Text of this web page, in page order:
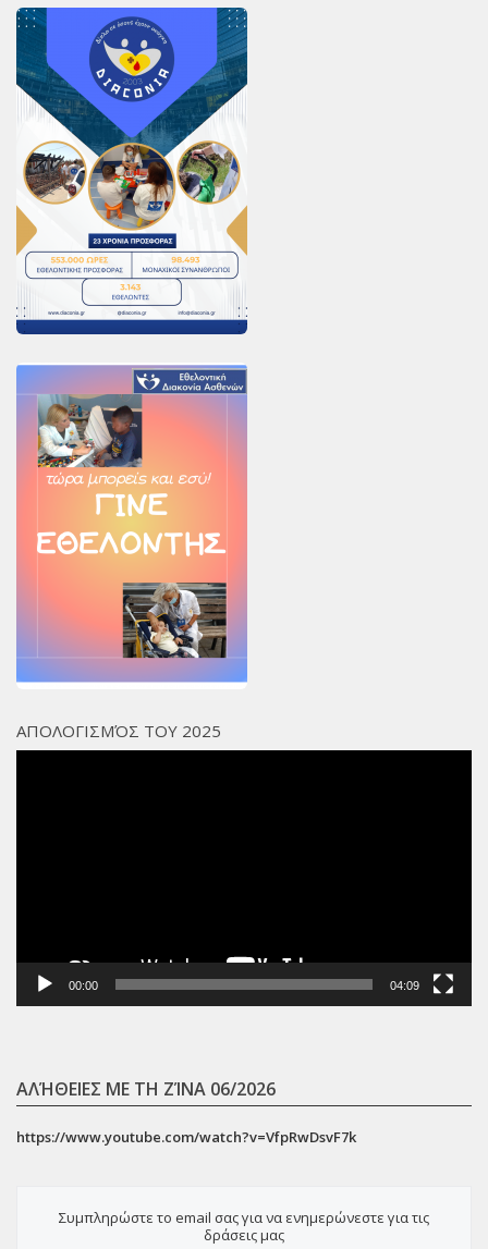
Συνεργαζόμενοι Φορείς
Εκδηλώσεις
Ανακοινώσεις
Αρχείο Ανακοινώσεων
Υποστηρικτές
Δωρητές
Χορηγοί
Χορηγοί Επικοινωνίας
Επικοινωνία
ΑΠΟΛΟΓΙΣΜΌΣ ΤΟΥ 2025
00:00 04:09
ΑΛΉΘΕΙΕΣ ΜΕ ΤΗ ΖΊΝΑ 06/2026
https://www.youtube.com/watch?v=VfpRwDsvF7k
Συμπληρώστε το email σας για να ενημερώνεστε για τις
δράσεις μας